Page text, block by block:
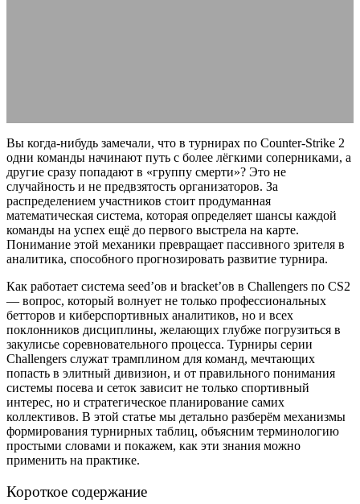
Вы когда-нибудь замечали, что в турнирах по Counter-Strike 2
одни команды начинают путь с более лёгкими соперниками, а
другие сразу попадают в «группу смерти»? Это не
случайность и не предвзятость организаторов. За
распределением участников стоит продуманная
математическая система, которая определяет шансы каждой
команды на успех ещё до первого выстрела на карте.
Понимание этой механики превращает пассивного зрителя в
аналитика, способного прогнозировать развитие турнира.
Как работает система seed’ов и bracket’ов в Challengers по CS2
— вопрос, который волнует не только профессиональных
бетторов и киберспортивных аналитиков, но и всех
поклонников дисциплины, желающих глубже погрузиться в
закулисье соревновательного процесса. Турниры серии
Challengers служат трамплином для команд, мечтающих
попасть в элитный дивизион, и от правильного понимания
системы посева и сеток зависит не только спортивный
интерес, но и стратегическое планирование самих
коллективов. В этой статье мы детально разберём механизмы
формирования турнирных таблиц, объясним терминологию
простыми словами и покажем, как эти знания можно
применить на практике.
Короткое содержание